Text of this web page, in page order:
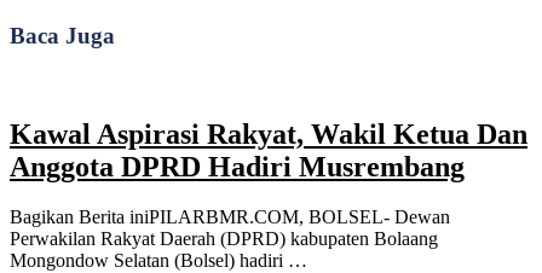
Baca Juga
Kawal Aspirasi Rakyat, Wakil Ketua Dan
Anggota DPRD Hadiri Musrembang
Bagikan Berita iniPILARBMR.COM, BOLSEL- Dewan
Perwakilan Rakyat Daerah (DPRD) kabupaten Bolaang
Mongondow Selatan (Bolsel) hadiri …